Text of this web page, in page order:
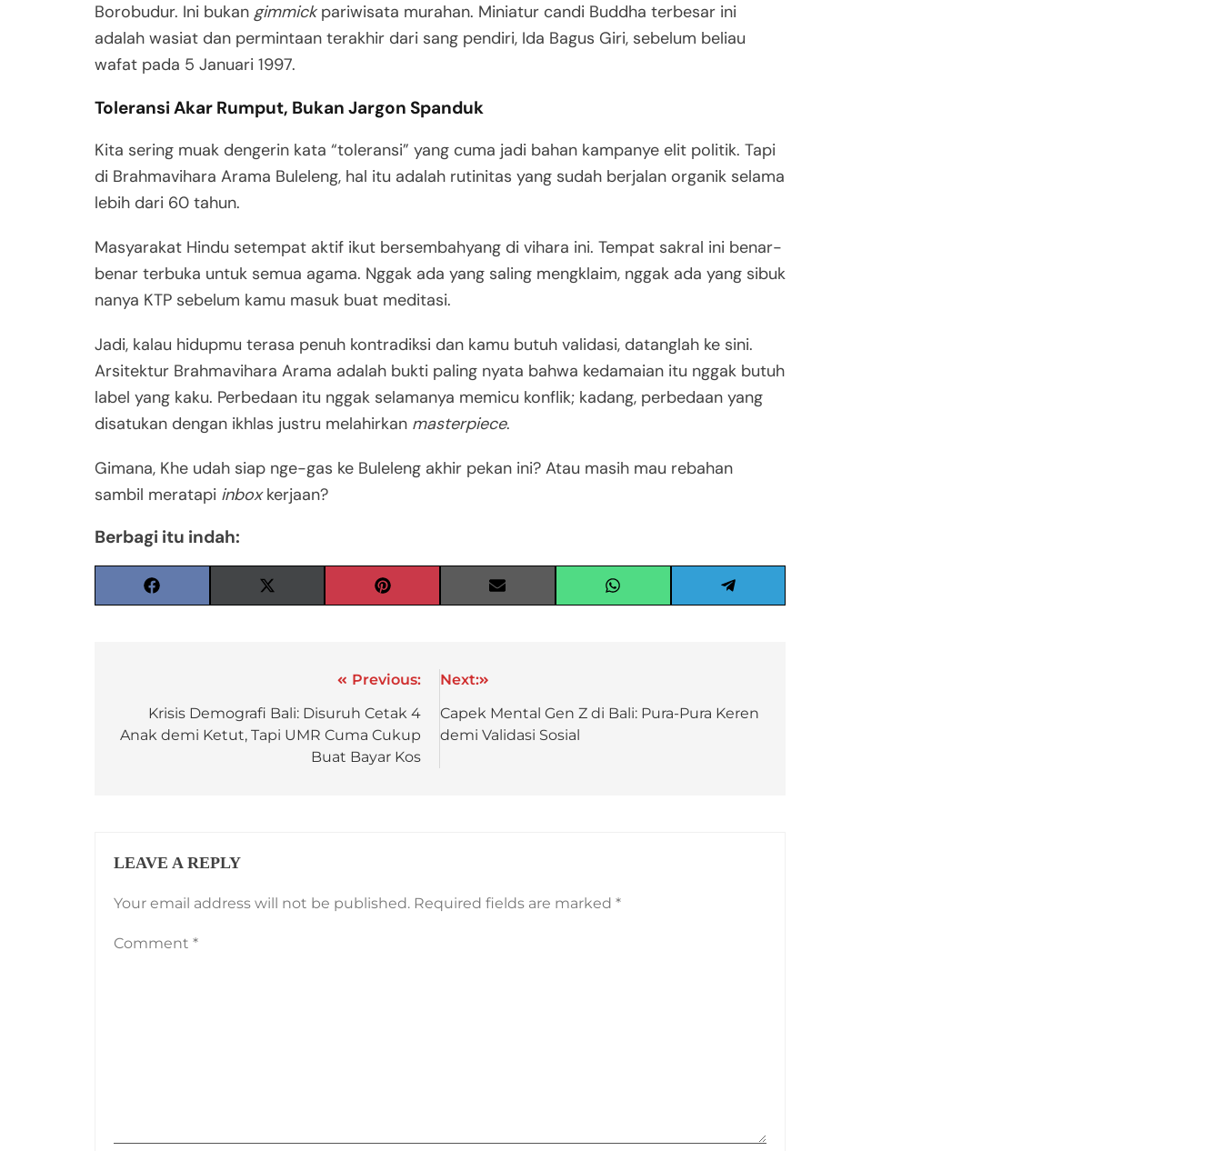
Borobudur. Ini bukan gimmickpariwisata murahan. Miniatur candi Buddha terbesar ini
adalah wasiat dan permintaan terakhir dari sang pendiri, Ida Bagus Giri, sebelum beliau
wafat pada 5 Januari 1997.
Toleransi Akar Rumput, Bukan Jargon Spanduk
Kita sering muak dengerin kata “toleransi” yang cuma jadi bahan kampanye elit politik. Tapi
di Brahmavihara Arama Buleleng, hal itu adalah rutinitas yang sudah berjalan organik selama
lebih dari 60 tahun.
Masyarakat Hindu setempat aktif ikut bersembahyang di vihara ini. Tempat sakral ini benar-
benar terbuka untuk semua agama. Nggak ada yang saling mengklaim, nggak ada yang sibuk
nanya KTP sebelum kamu masuk buat meditasi.
Jadi, kalau hidupmu terasa penuh kontradiksi dan kamu butuh validasi, datanglah ke sini.
Arsitektur Brahmavihara Arama adalah bukti paling nyata bahwa kedamaian itu nggak butuh
label yang kaku. Perbedaan itu nggak selamanya memicu konflik; kadang, perbedaan yang
disatukan dengan ikhlas justru melahirkan masterpiece.
Gimana, Khe udah siap nge-gas ke Buleleng akhir pekan ini? Atau masih mau rebahan
sambil meratapi inboxkerjaan?
Berbagi itu indah:
Previous:
Krisis Demografi Bali: Disuruh Cetak 4
Anak demi Ketut, Tapi UMR Cuma Cukup
Buat Bayar Kos
Next:
Capek Mental Gen Z di Bali: Pura-Pura Keren
demi Validasi Sosial
LEAVE A REPLY
Your email address will not be published. Required fields are marked *
Comment *